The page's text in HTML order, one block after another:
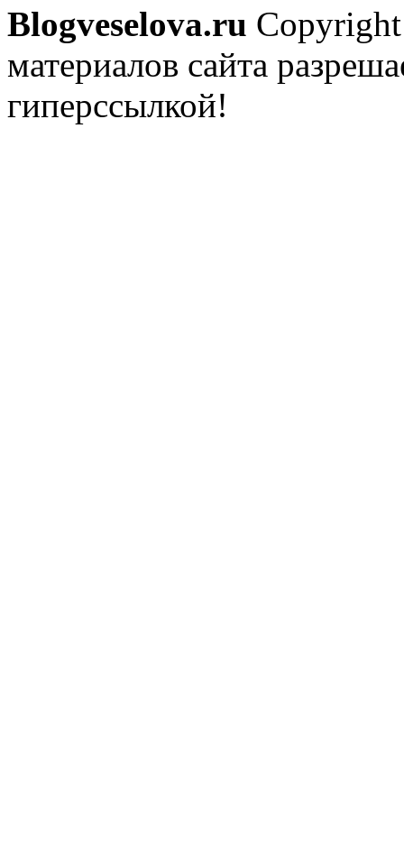
Blogveselova.ru
материалов сайта
гиперссылкой!